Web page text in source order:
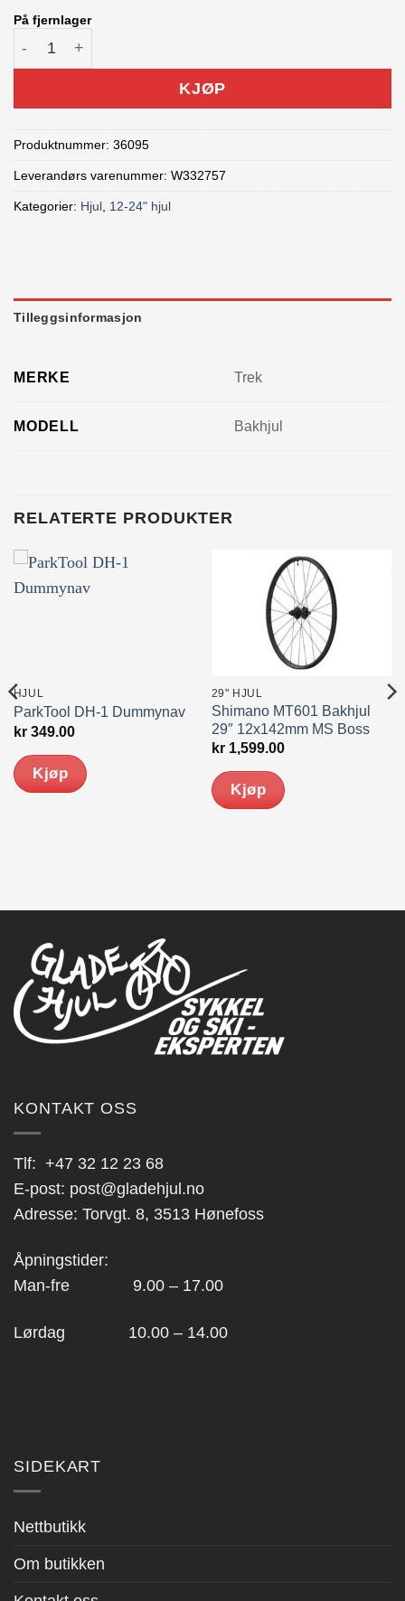
På fjernlager
KJØP
Produktnummer: 36095
Leverandørs varenummer: W332757
Kategorier: Hjul, 12-24" hjul
Tilleggsinformasjon
MERKE Trek
MODELL Bakhjul
RELATERTE PRODUKTER
HJUL
ParkTool DH-1 Dummynav
kr349.00
Kjøp
29" HJUL
Shimano MT601 Bakhjul
29″ 12x142mm MS Boss
kr1,599.00
Kjøp
KONTAKT OSS
Tlf: +47 32 12 23 68
E-post: post@gladehjul.no
Adresse: Torvgt. 8, 3513 Hønefoss
Åpningstider:
Man-fre 9.00 – 17.00
Lørdag 10.00 – 14.00
SIDEKART
Nettbutikk
Om butikken